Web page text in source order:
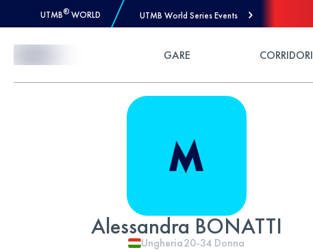
UTMB® WORLD UTMB World Series Events
GARE CORRIDORI
Alessandra BONATTI
Ungheria20-34 Donna